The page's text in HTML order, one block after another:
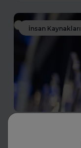
İnsan Kaynakları